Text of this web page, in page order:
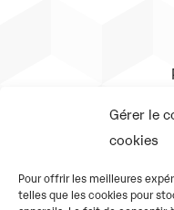
Gérer le
cookies
Pour offrir les meilleures
telles que les cookies pour